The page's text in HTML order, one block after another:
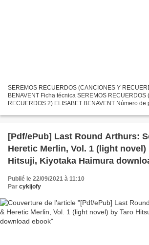
SEREMOS RECUERDOS (CANCIONES Y
BENAVENT Ficha técnica SEREMOS RECUERDOS
RECUERDOS 2) ELISABET BENAVENT Número
Editorial: DEBOLSILLO...
[Pdf/ePub] Last Round Arthurs:
Heretic Merlin, Vol. 1 (light novel)
Hitsuji, Kiyotaka Haimura
Publié le 22/09/2021 à 11:10
Par cykijofy